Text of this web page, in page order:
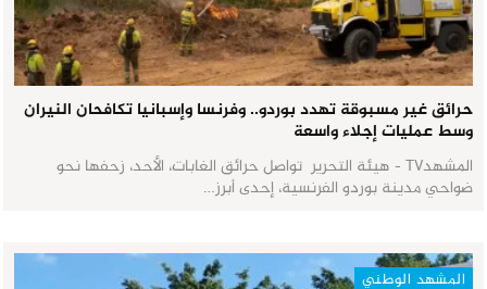
حرائق غير مسبوقة تهدد بوردو.. وفرنسا وإسبانيا تكافحان النيران
وسط عمليات إجلاء واسعة
المشهدTV - هيئة التحرير تواصل حرائق الغابات، الأحد، زحفها نحو
ضواحي مدينة بوردو الفرنسية، إحدى أبرز…
المشهد الوطني